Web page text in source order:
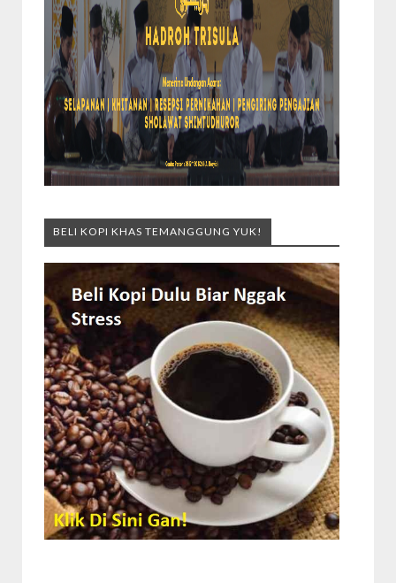
BELI KOPI KHAS TEMANGGUNG YUK!